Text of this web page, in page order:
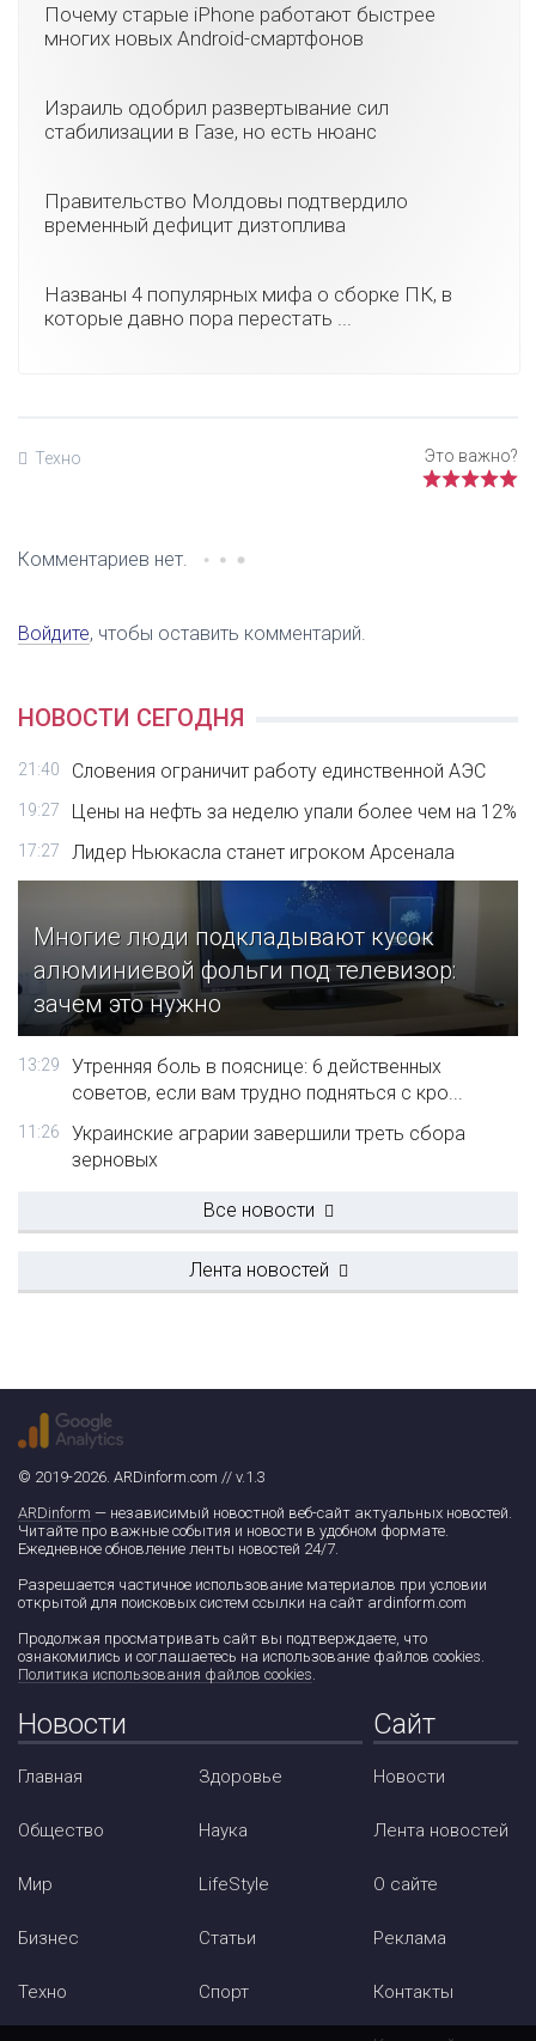
Почему старые iPhone работают быстрее
многих новых Android-смартфонов
Израиль одобрил развертывание сил
стабилизации в Газе, но есть нюанс
Правительство Молдовы подтвердило
временный дефицит дизтоплива
Названы 4 популярных мифа о сборке ПК, в
которые давно пора перестать ...
Техно
Комментариев нет.
Войдите, чтобы оставить комментарий.
НОВОСТИ СЕГОДНЯ
21:40 Словения ограничит работу единственной АЭС
19:27 Цены на нефть за неделю упали более чем на 12%
17:27 Лидер Ньюкасла станет игроком Арсенала
Многие люди подкладывают кусок
алюминиевой фольги под телевизор:
зачем это нужно
13:29
Утренняя боль в пояснице: 6 действенных
советов, если вам трудно подняться с кро...
11:26
Украинские аграрии завершили треть сбора
зерновых
Все новости
Лента новостей
© 2019-2026. ARDinform.com // v.1.3
ARDinform — независимый новостной веб-сайт актуальных новостей.
Читайте про важные события и новости в удобном формате.
Ежедневное обновление ленты новостей 24/7.
Разрешается частичное использование материалов при условии
открытой для поисковых систем ссылки на сайт ardinform.com
Продолжая просматривать сайт вы подтверждаете, что
ознакомились и соглашаетесь на использование файлов cookies.
Политика использования файлов cookies.
Новости
Главная
Общество
Мир
Бизнес
Техно
Здоровье
Наука
LifeStyle
Статьи
Спорт
Сайт
Новости
Лента новостей
О сайте
Реклама
Контакты